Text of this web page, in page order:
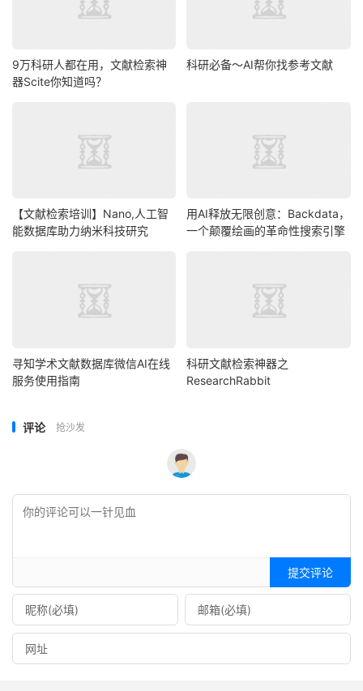
9万科研人都在用，文献检索神
器Scite你知道吗？
科研必备～AI帮你找参考文献
【文献检索培训】Nano,人工智
能数据库助力纳米科技研究
用AI释放无限创意：Backdata，
一个颠覆绘画的革命性搜索引擎
寻知学术文献数据库微信AI在线
服务使用指南
科研文献检索神器之
ResearchRabbit
评论 抢沙发
提交评论